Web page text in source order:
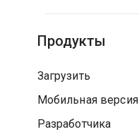
Продукты
Загрузить
Мобильная версия
Разработчика